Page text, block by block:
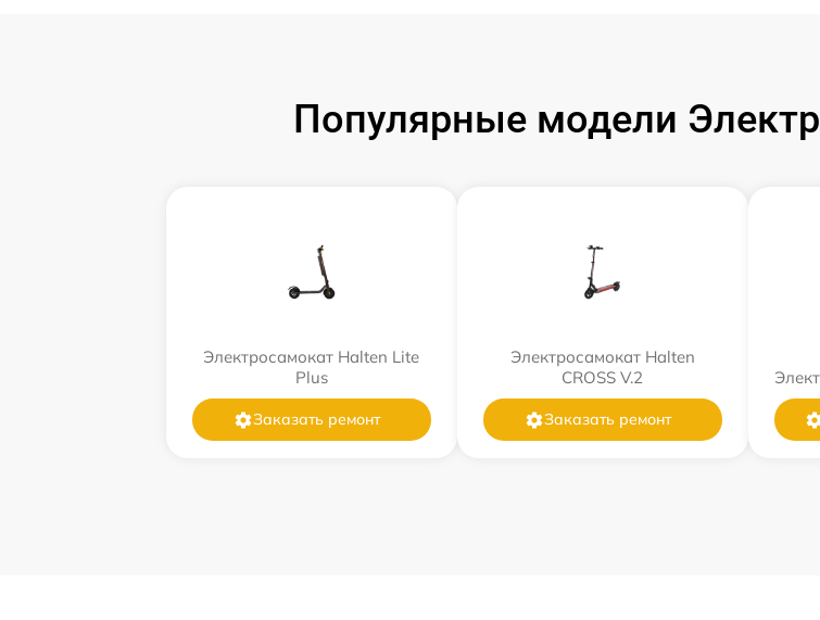
Популярные модели
Электросамокат Halten Lite
Plus
Заказать ремонт
Электросамокат Halten
CROSS V.2
Заказать ремонт